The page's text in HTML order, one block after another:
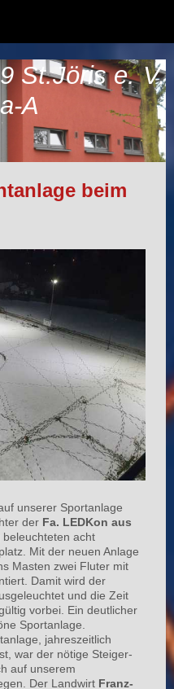
St.Jöris e. V.
A
beim
unserer Sportanlage
der Fa. LEDKon aus
beleuchteten acht
Mit der neuen Anlage
Masten zwei Fluter mit
Damit wird der
und die Zeit
vorbei. Ein deutlicher
Sportanlage.
jahreszeitlich
war der nötige Steiger-
auf unserem
Der Landwirt Franz-